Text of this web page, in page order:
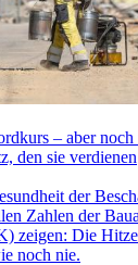
– aber
den sie verdienen
der
Zahlen der
zeigen: Die
noch nie.